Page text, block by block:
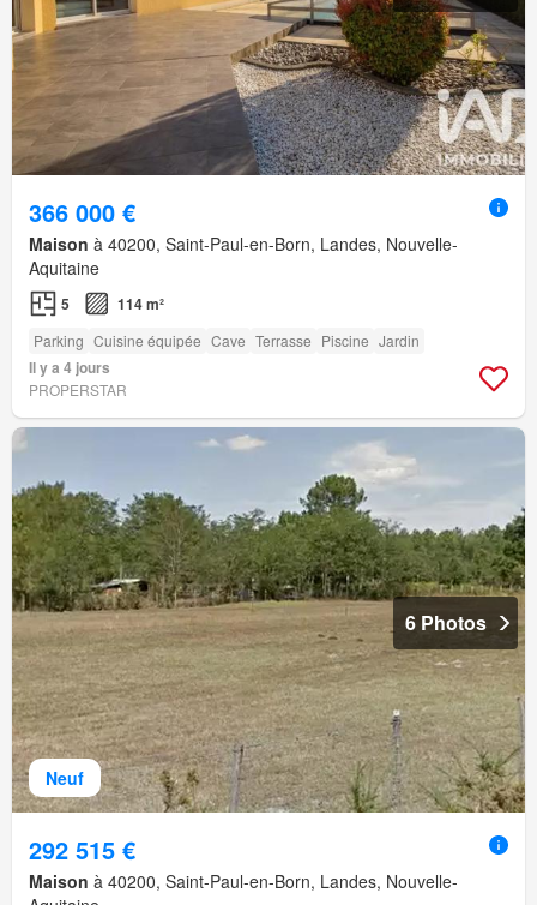
366 000 €
Maison à 40200, Saint-Paul-en-Born, Landes, Nouvelle-
Aquitaine
5 114 m²
Parking Cuisine équipée Cave Terrasse Piscine Jardin
Il y a 4 jours
PROPERSTAR
Neuf
6 Photos
292 515 €
Maison à 40200, Saint-Paul-en-Born, Landes, Nouvelle-